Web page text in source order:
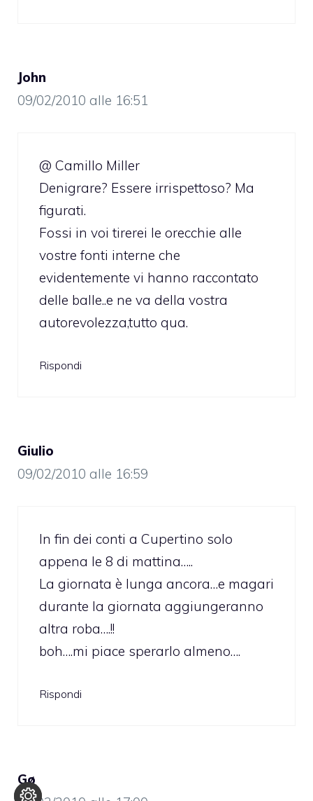
John
09/02/2010 alle 16:51
@ Camillo Miller
Denigrare? Essere irrispettoso? Ma
figurati.
Fossi in voi tirerei le orecchie alle
vostre fonti interne che
evidentemente vi hanno raccontato
delle balle..e ne va della vostra
autorevolezza,tutto qua.
Rispondi
Giulio
09/02/2010 alle 16:59
In fin dei conti a Cupertino solo
appena le 8 di mattina…..
La giornata è lunga ancora…e magari
durante la giornata aggiungeranno
altra roba….!!
boh….mi piace sperarlo almeno….
Rispondi
Gø